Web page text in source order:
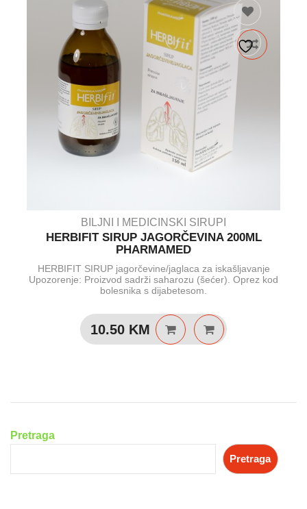
BILJNI I MEDICINSKI SIRUPI
HERBIFIT SIRUP JAGORČEVINA 200ML
PHARMAMED
HERBIFIT SIRUP jagorčevine/jaglaca za iskašljavanje
Upozorenje: Proizvod sadrži saharozu (šećer). Oprez kod
bolesnika s dijabetesom.
10.50 KM
Pretraga
Pretraga